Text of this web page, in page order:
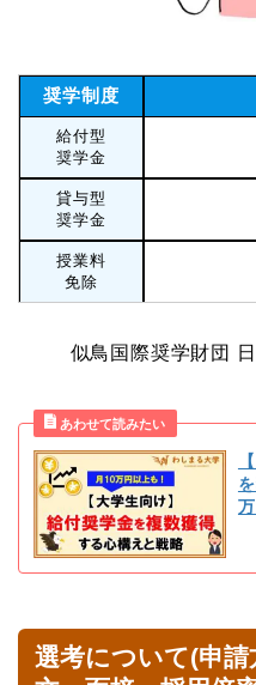
奨学制度
給付型
奨学金
貸与型
奨学金
授業料
免除
似鳥国際奨学財団
選考について(申請